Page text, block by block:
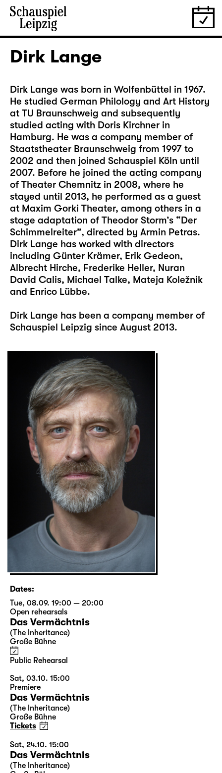
Dirk Lange
Dirk Lange was born in Wolfenbüttel in 1967.
He studied German Philology and Art History
at TU Braunschweig and subsequently
studied acting with Doris Kirchner in
Hamburg. He was a company member of
Staatstheater Braunschweig from 1997 to
2002 and then joined Schauspiel Köln until
2007. Before he joined the acting company
of Theater Chemnitz in 2008, where he
stayed until 2013, he performed as a guest
at Maxim Gorki Theater, among others in a
stage adaptation of Theodor Storm’s “Der
Schimmelreiter”, directed by Armin Petras.
Dirk Lange has worked with directors
including Günter Krämer, Erik Gedeon,
Albrecht Hirche, Frederike Heller, Nuran
David Calis, Michael Talke, Mateja Koležnik
and Enrico Lübbe.
Dirk Lange has been a company member of
Schauspiel Leipzig since August 2013.
Dates:
Tue, 08.09. 19:00 — 20:00
Open rehearsals
Das Vermächtnis
(The Inheritance)
Große Bühne
Public Rehearsal
Sat, 03.10. 15:00
Premiere
Das Vermächtnis
(The Inheritance)
Große Bühne
Tickets
Sat, 24.10. 15:00
Das Vermächtnis
(The Inheritance)